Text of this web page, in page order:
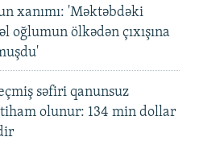
xanımı: 'Məktəbdəki
oğlumun ölkədən çıxışına
səfiri qanunsuz
olunur: 134 min dollar